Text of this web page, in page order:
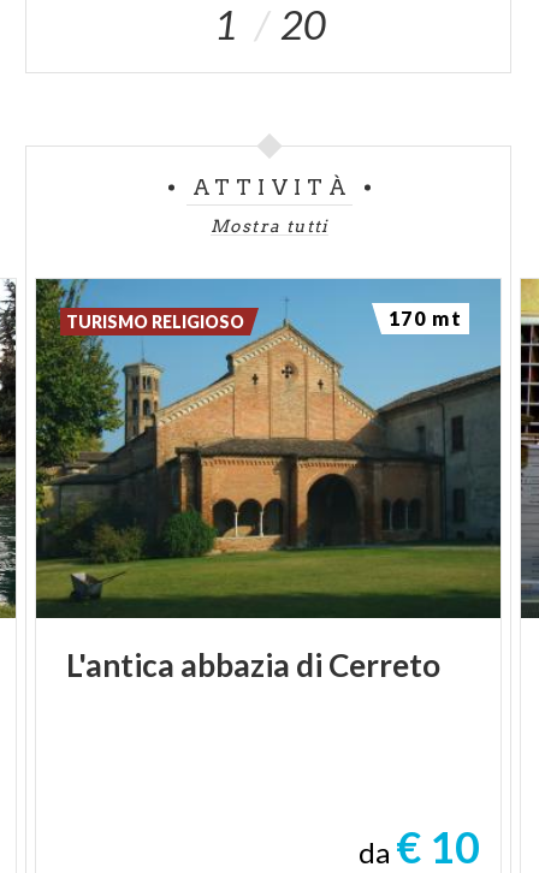
1 20
ATTIVITÀ
Mostra tutti
L'antica abbazia di Cerreto
da € 10
TURISMO RELIGIOSO 170 mt